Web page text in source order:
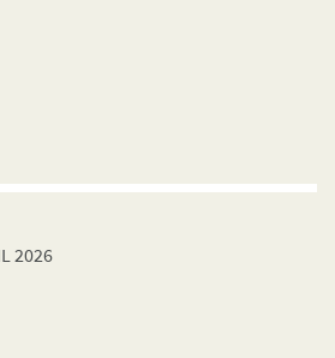
2026